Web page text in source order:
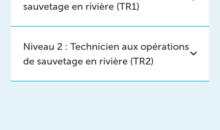
sauvetage en rivière (TR1)
Niveau 2 : Technicien aux opérations
de sauvetage en rivière (TR2)